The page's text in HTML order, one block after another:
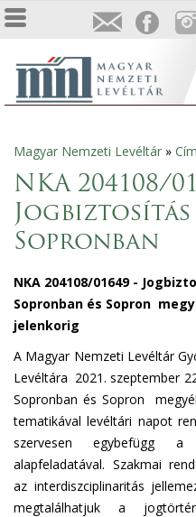
Jelenlegi
hely
Magyar Nemzeti Levéltár »
NKA 204108/
Jogbiztosítás
Sopronban
NKA 204108/01649 -
Sopronban és Sopron
jelenkorig
A Magyar Nemzeti Levéltár
Levéltára 2021. szeptember
Sopronban és Sopron
tematikával levéltári napot
szervesen egybefügg
alapfeladatával. Szakmai
az interdiszciplinaritás
megtalálhatjuk a